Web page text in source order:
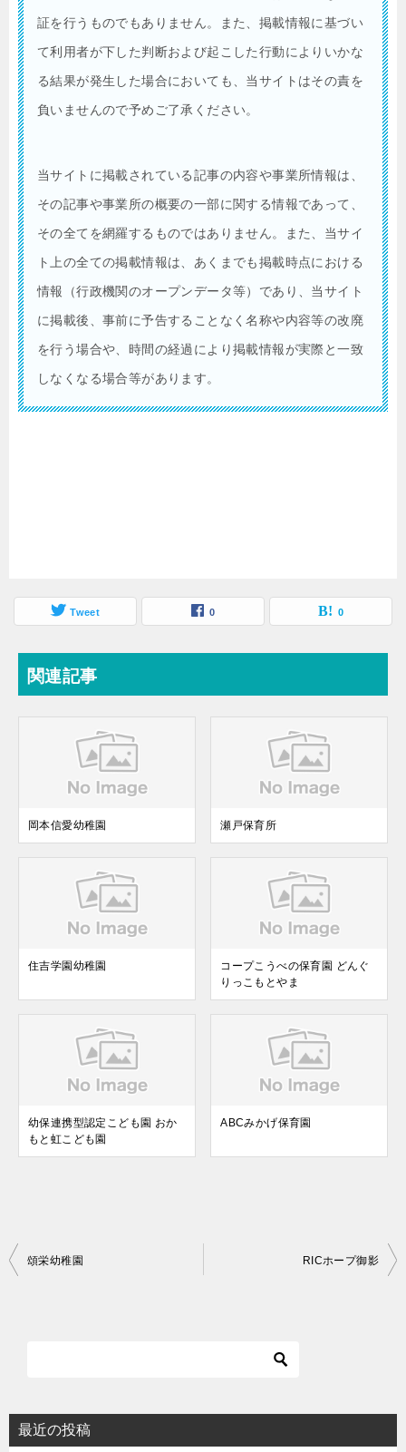
証を行うものでもありません。また、掲載情報に基づい
て利用者が下した判断および起こした行動によりいかな
る結果が発生した場合においても、当サイトはその責を
負いませんので予めご了承ください。
当サイトに掲載されている記事の内容や事業所情報は、
その記事や事業所の概要の一部に関する情報であって、
その全てを網羅するものではありません。また、当サイ
ト上の全ての掲載情報は、あくまでも掲載時点における
情報（行政機関のオープンデータ等）であり、当サイト
に掲載後、事前に予告することなく名称や内容等の改廃
を行う場合や、時間の経過により掲載情報が実際と一致
しなくなる場合等があります。
Tweet 0 0
関連記事
岡本信愛幼稚園 瀬戸保育所
住吉学園幼稚園
コープこうべの保育園 どんぐ
りっこもとやま
幼保連携型認定こども園 おか
もと虹こども園
ABCみかげ保育園
投
シ
頌栄幼稚園 RICホープ御影
最近の投稿